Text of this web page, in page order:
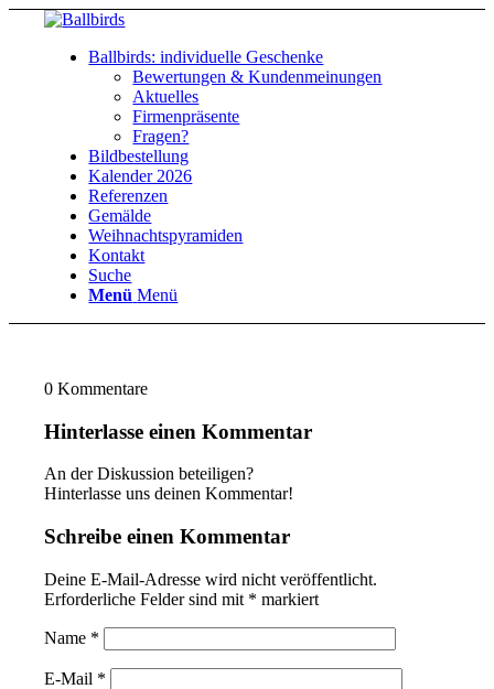
Ballbirds: individuelle Geschenke
Bewertungen & Kundenmeinungen
Aktuelles
Firmenpräsente
Fragen?
Bildbestellung
Kalender 2026
Referenzen
Gemälde
Weihnachtspyramiden
Kontakt
Suche
Menü Menü
0 Kommentare
Hinterlasse einen Kommentar
An der Diskussion beteiligen?
Hinterlasse uns deinen Kommentar!
Schreibe einen Kommentar
Deine E-Mail-Adresse wird nicht veröffentlicht.
Erforderliche Felder sind mit * markiert
Name *
E-Mail *